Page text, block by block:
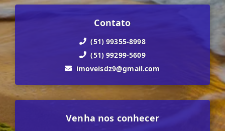
Contato
(51) 99355-8998
(51) 99299-5609
imoveisdz9@gmail.com
Venha nos conhecer